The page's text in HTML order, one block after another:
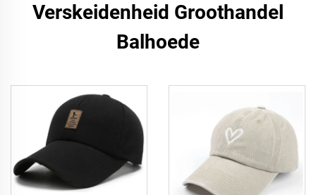
Verskeidenheid Groothandel
Balhoede